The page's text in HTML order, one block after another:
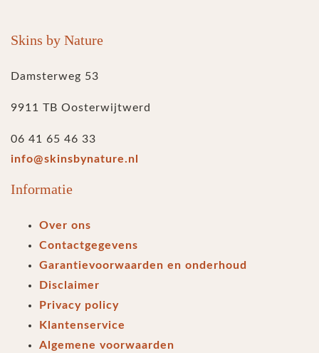
Skins by Nature
Damsterweg 53
9911 TB Oosterwijtwerd
06 41 65 46 33
info@skinsbynature.nl
Informatie
Over ons
Contactgegevens
Garantievoorwaarden en onderhoud
Disclaimer
Privacy policy
Klantenservice
Algemene voorwaarden